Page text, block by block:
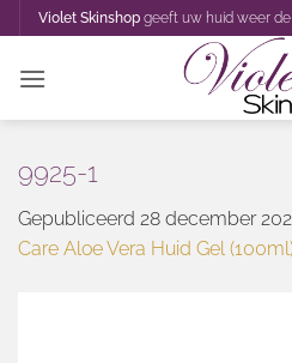
naar
inhoud
Violet Skinshopgeeft uw huid weer
9925-1
Gepubliceerd 28 december
Care Aloe Vera Huid Gel